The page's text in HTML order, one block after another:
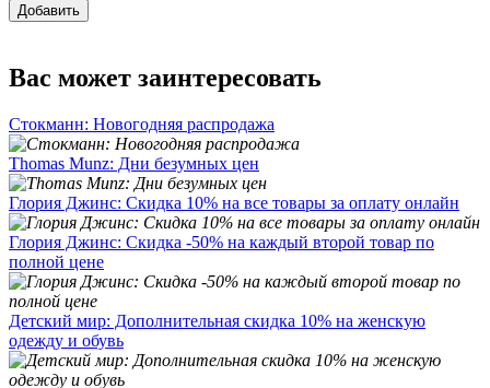
Добавить
Вас может заинтересовать
Стокманн: Новогодняя распродажа
Thomas Munz: Дни безумных цен
Глория Джинс: Скидка 10% на все товары за оплату онлайн
Глория Джинс: Скидка -50% на каждый второй товар по
полной цене
Детский мир: Дополнительная скидка 10% на женскую
одежду и обувь